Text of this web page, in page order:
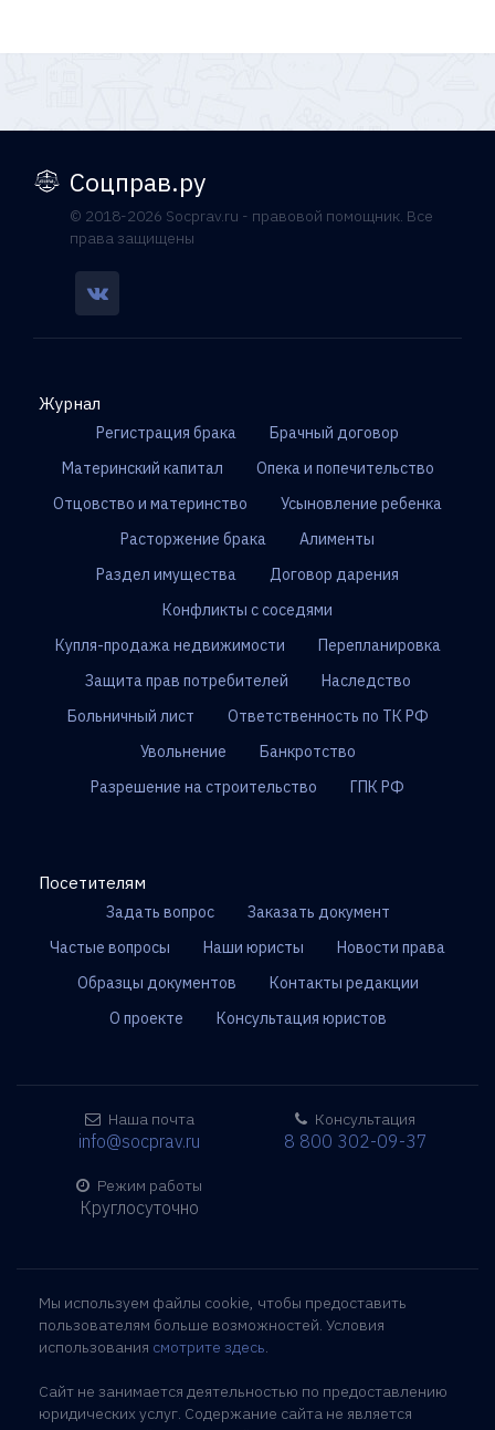
Соцправ.ру
© 2018-2026 Socprav.ru - правовой помощник. Все
права защищены
Журнал
Регистрация брака
Брачный договор
Материнский капитал
Опека и попечительство
Отцовство и материнство
Усыновление ребенка
Расторжение брака
Алименты
Раздел имущества
Договор дарения
Конфликты с соседями
Купля-продажа недвижимости
Перепланировка
Защита прав потребителей
Наследство
Больничный лист
Ответственность по ТК РФ
Увольнение
Банкротство
Разрешение на строительство
ГПК РФ
Посетителям
Задать вопрос
Заказать документ
Частые вопросы
Наши юристы
Новости права
Образцы документов
Контакты редакции
О проекте
Консультация юристов
Наша почта
info@socprav.ru
Режим работы
Круглосуточно
Консультация
8 800 302-09-37
Мы используем файлы cookie, чтобы предоставить
пользователям больше возможностей. Условия
использования смотрите здесь.
Сайт не занимается деятельностью по предоставлению
юридических услуг. Содержание сайта не является